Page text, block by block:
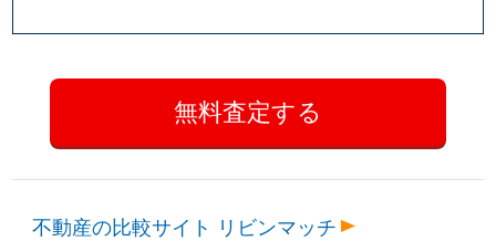
不動産の比較サイト リビンマッチ